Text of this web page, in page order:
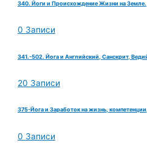
340. Йоги и Происхождение Жизни на Земле.
0 Записи
341.-502. Йога и Английский, Санскрит,
20 Записи
375-Йога и Заработок на жизнь,
0 Записи